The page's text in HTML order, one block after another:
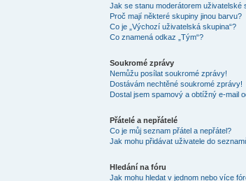
Jak se stanu moderátorem uživatelské
Proč mají některé skupiny jinou barvu?
Co je „Výchozí uživatelská skupina“?
Co znamená odkaz „Tým“?
Soukromé zprávy
Nemůžu posílat soukromé zprávy!
Dostávám nechtěné soukromé zprávy!
Dostal jsem spamový a obtížný e-mail
Přátelé a nepřátelé
Co je můj seznam přátel a nepřátel?
Jak mohu přidávat uživatele do
Hledání na fóru
Jak mohu hledat v jednom nebo více